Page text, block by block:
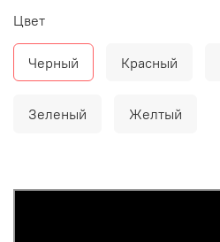
Цвет
Черный Красный
Зеленый Желтый